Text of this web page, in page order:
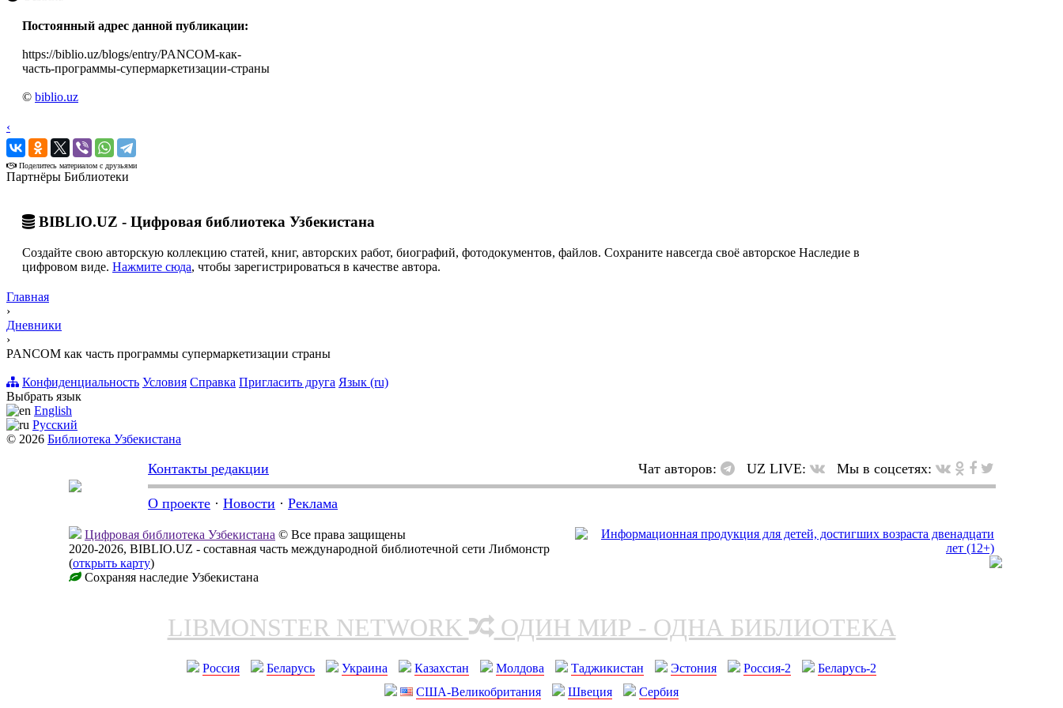
Постоянный адрес данной публикации:
https://biblio.uz/blogs/entry/PANCOM-как-
часть-программы-супермаркетизации-страны
© biblio.uz
‹
›
Поделитесь материалом с друзьями
Партнёры Библиотеки
BIBLIO.UZ - Цифровая библиотека Узбекистана
Создайте свою авторскую коллекцию статей, книг, авторских работ, биографий, фотодокументов, файлов. Сохраните навсегда своё авторское Наследие в
цифровом виде. Нажмите сюда, чтобы зарегистрироваться в качестве автора.
Главная
›
Дневники
›
PANCOM как часть программы супермаркетизации страны
Конфиденциальность Условия Справка Пригласить друга Язык (ru)
Выбрать язык
English
Русский
© 2026 Библиотека Узбекистана
Контакты редакции Чат авторов: UZ LIVE: Мы в соцсетях:
О проекте · Новости · Реклама
Цифровая библиотека Узбекистана © Все права защищены
2020-2026, BIBLIO.UZ - составная часть международной библиотечной сети Либмонстр
(открыть карту)
Сохраняя наследие Узбекистана
LIBMONSTER NETWORK ОДИН МИР - ОДНА БИБЛИОТЕКА
Россия Беларусь Украина Казахстан Молдова Таджикистан Эстония Россия-2
Беларусь-2
США-Великобритания
Швеция Сербия